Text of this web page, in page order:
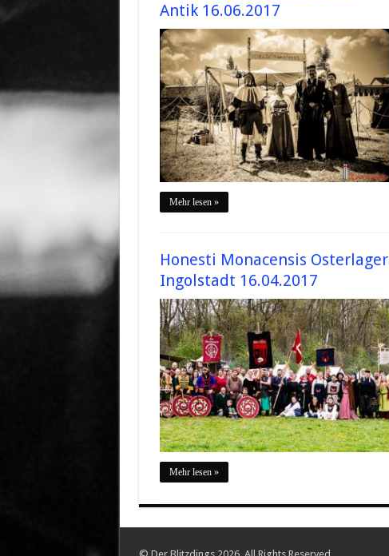
Antik 16.06.2017
Mehr lesen »
Honesti Monacensis Osterlager
Ingolstadt 16.04.2017
Mehr lesen »